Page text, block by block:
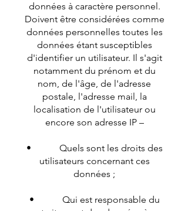
données à caractère personnel.
Doivent être considérées comme
données personnelles toutes les
données étant susceptibles
d'identifier un utilisateur. Il s'agit
notamment du prénom et du
nom, de l'âge, de l'adresse
postale, l'adresse mail, la
localisation de l'utilisateur ou
encore son adresse IP –
• Quels sont les droits des
utilisateurs concernant ces
données ;
• Qui est responsable du